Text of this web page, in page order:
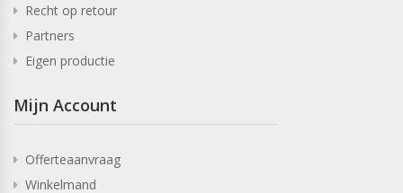
Recht op retour
Partners
Eigen productie
Mijn Account
Offerteaanvraag
Winkelmand